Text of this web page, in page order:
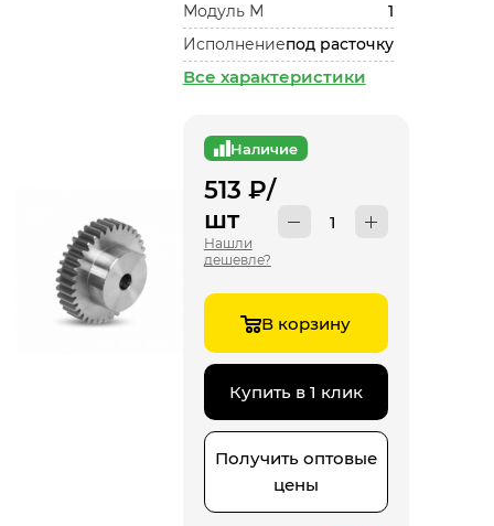
Модуль М
1
Исполнениепод расточку
Все характеристики
Наличие
513 ₽/
шт
Нашли
дешевле?
В корзину
Купить в 1 клик
Получить оптовые
цены